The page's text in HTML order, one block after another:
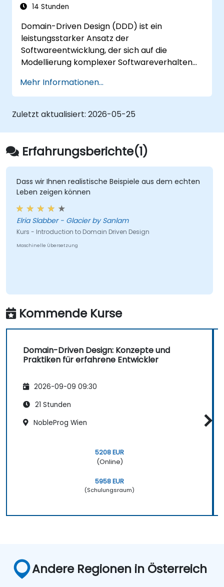
implementieren.
Techniken zu refaktorieren und zu
modernisieren.
Produkt-, Domänen- und teamorientierte
Architekturen zu entwerfen und zu
implementieren.
Data Discovery und Governance
14 Stunden
Domain-Driven Design (DDD) ist ein
leistungsstarker Ansatz der
Softwareentwicklung, der sich auf die
Modellierung komplexer Softwareverhalten
Umsetzung mit den Kernkonzepten des
Geschäftsmodells abgestimmt wird. Dieser
Kurs untersucht, wie DDD Teams dabei
Risiken durch strategische und taktische
Muster zu reduzieren. Die Teilnehmer lernen,
eine 'Allgegenwärtige Sprache' (Ubiquitous
Language) aufzubauen, klare Grenzen durch
Bounded Contexts zu definieren und
spezifische Bausteine wie Entitäten,
Wertobjekte und Aggregate zu verwenden.
Das Ziel ist es, flexible und wartbare
Softwarearchitekturen zu schaffen, die mit
dem sich entwickelnden Geschäftsdomän im
Mehr Informationen...
Zuletzt aktualisiert: 2026-05-25
Erfahrungsberichte(1)
Dass wir Ihnen realistische Beispiele aus dem echten
Leben zeigen können
Elria Slabber - Glacier by Sanlam
Kurs - Introduction to Domain Driven Design
Maschinelle Übersetzung
Kommende Kurse
Domain-Driven Design: Konzepte und
Praktiken für erfahrene Entwickler
2026-09-09 09:30
21 Stunden
NobleProg Wien
5208 EUR
(Online)
5958 EUR
(Schulungsraum)
Andere Regionen in Österreich